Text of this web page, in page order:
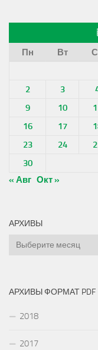
Пн
Вт
2
3
9
10
16
17
23
24
30
« Авг Окт »
АРХИВЫ
Архивы
АРХИВЫ ФОРМАТ PDF
2018
2017